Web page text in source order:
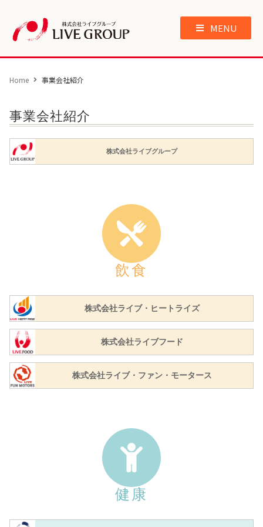
MENU
Home 事業会社紹介
事業会社紹介
株式会社ライブグループ
飲食
株式会社ライブ・ヒートライズ
株式会社ライブフード
株式会社ライブ・ファン・モータース
健康